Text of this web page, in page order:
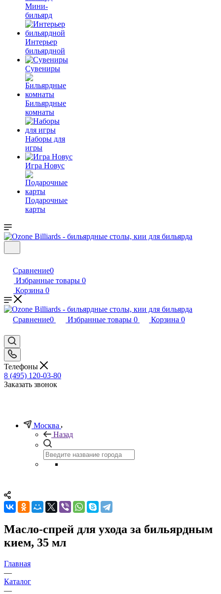
Мини-
бильярд
Интерьер
бильярдной
Сувениры
Бильярдные
комнаты
Наборы для
игры
Игра Новус
Подарочные
карты
Сравнение0
Избранные товары 0
Корзина 0
Сравнение0 Избранные товары 0 Корзина 0
Телефоны
8 (495) 120-03-80
Заказать звонок
Москва
Назад
Масло-спрей для ухода за бильярдным
кием, 35 мл
Главная
—
Каталог
—